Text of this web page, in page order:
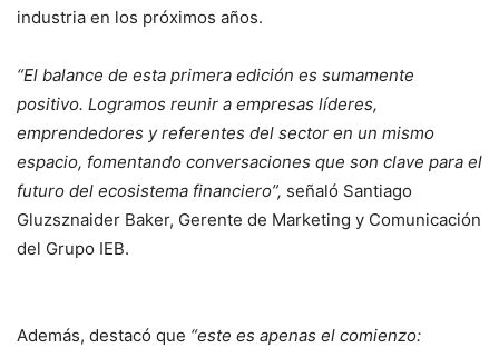
industria en los próximos años.
“El balance de esta primera edición es sumamente
positivo. Logramos reunir a empresas líderes,
emprendedores y referentes del sector en un mismo
espacio, fomentando conversaciones que son clave para el
futuro del ecosistema financiero”, señaló Santiago
Gluzsznaider Baker, Gerente de Marketing y Comunicación
del Grupo IEB.
Además, destacó que “este es apenas el comienzo: